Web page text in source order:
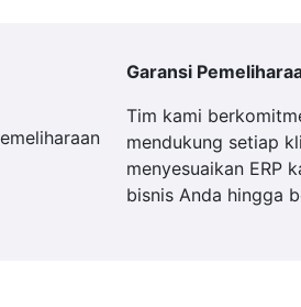
Garansi
Tim kami
mendukung setiap
menyesuaikan ERP
bisnis Anda hingga